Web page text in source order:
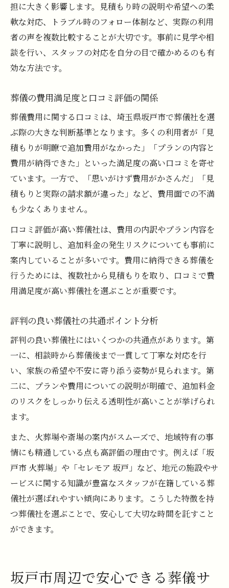
担に大きく影響します。見積もり時の説明や希望への柔
軟な対応、トラブル時のフォロー体制など、実際の利用
者の声を複数比較することが大切です。事前に見学や相
談を行い、スタッフの対応を自分の目で確かめるのも有
効な方法です。
葬儀の費用満足度と口コミ評価の関係
葬儀費用に関する口コミは、埼玉県坂戸市で葬儀社を選
ぶ際の大きな判断基準となります。多くの利用者が「見
積もりが明瞭で追加費用がなかった」「プランの内容と
費用が納得できた」といった満足度の高い口コミを寄せ
ています。一方で、「思いがけず費用がかさんだ」「見
積もりと実際の請求額が違った」など、費用面での不満
も少なくありません。
口コミ評価が高い葬儀社は、費用の内訳やプラン内容を
丁寧に説明し、追加料金の発生リスクについても事前に
案内していることが多いです。費用に納得できる葬儀を
行うためには、複数社から見積もりを取り、口コミで費
用満足度が高い葬儀社を選ぶことが重要です。
評判の良い葬儀社の共通ポイント分析
評判の良い葬儀社にはいくつかの共通点があります。第
一に、相談時から葬儀後まで一貫して丁寧な対応を行
い、家族の希望や不安に寄り添う姿勢が見られます。第
二に、プランや費用についての説明が明確で、追加料金
のリスクをしっかり伝える透明性が高いことが挙げられ
ます。
また、火葬場や斎場の案内がスムーズで、地域特有の事
情にも精通している点も高評価の理由です。例えば「坂
戸市 火葬場」や「セレモア 坂戸」など、地元の施設やサ
ービスに関する知識が豊富なスタッフが在籍している葬
儀社が選ばれやすい傾向にあります。こうした特徴を持
つ葬儀社を選ぶことで、安心して大切な時間を託すこと
ができます。
坂戸市周辺で安心できる葬儀サ